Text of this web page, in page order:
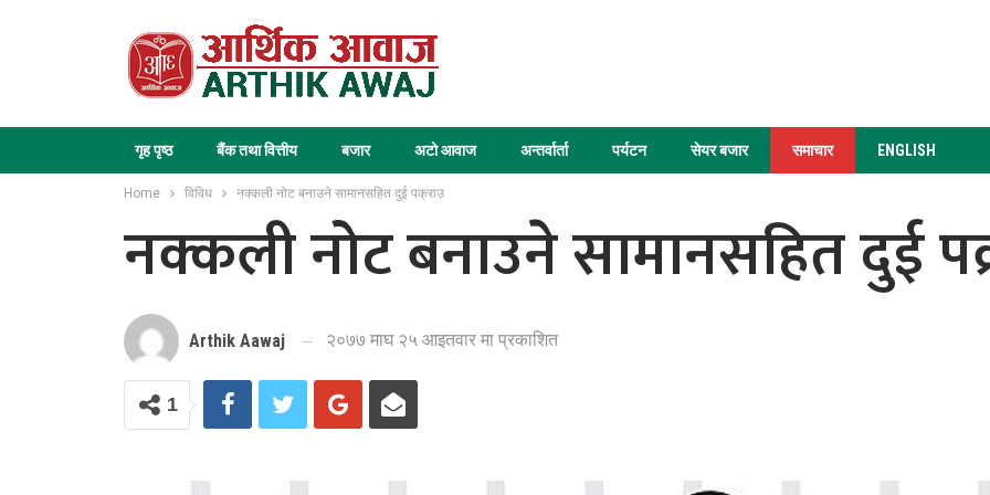
गृह पृष्ठ बैंक तथा वित्तीय बजार अटो आवाज अन्तर्वार्ता पर्यटन सेयर बजार समाचार ENGLISH
Home विविध नक्कली नोट बनाउने सामानसहित दुई पक्राउ
नक्कली नोट बनाउने सामानसहित दुई
Arthik Aawaj २०७७ माघ २५ आइतवार मा प्रकाशित
1